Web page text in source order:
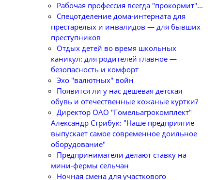
Рабочая профессия всегда "прокормит"...
Спецотделение дома-интерната для
престарелых и инвалидов — для бывших
преступников
Отдых детей во время школьных
каникул: для родителей главное —
безопасность и комфорт
Эхо "валютных" войн
Появится ли у нас дешевая детская
обувь и отечественные кожаные куртки?
Директор ОАО "Гомельагрокомплект"
Александр Стрибук: "Наше предприятие
выпускает самое современное доильное
оборудование"
Предприниматели делают ставку на
мини-фермы сельчан
Ночная смена для участкового